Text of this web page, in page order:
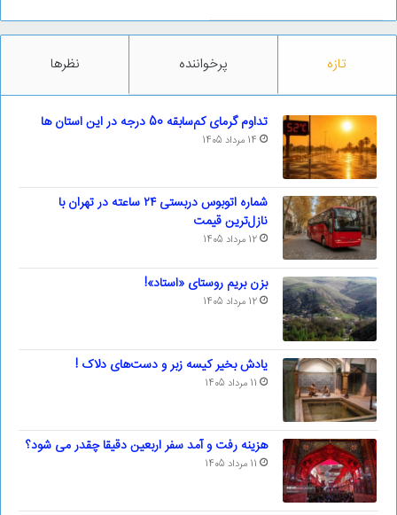
تازه پرخواننده نظرها
تداوم گرمای کم‌سابقه 50 درجه در این استان ها
14 مرداد 1405
شماره اتوبوس دربستی ۲۴ ساعته در تهران با
نازل‌ترین قیمت
12 مرداد 1405
بزن بریم روستای «استاد»!
12 مرداد 1405
یادش بخیر کیسه‌ زبر و دست‌های دلاک !
11 مرداد 1405
هزینه رفت و آمد سفر اربعین دقیقا چقدر می شود؟
11 مرداد 1405